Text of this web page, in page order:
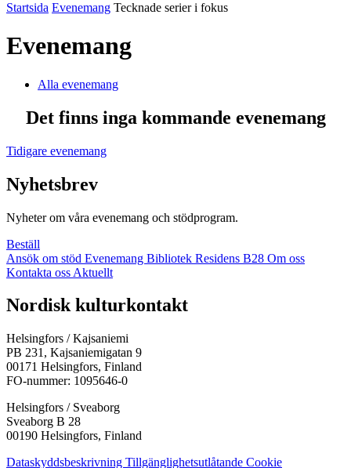
Startsida Evenemang Tecknade serier i fokus
Evenemang
Alla evenemang
Det finns inga kommande evenemang
Tidigare evenemang
Nyhetsbrev
Nyheter om våra evenemang och stödprogram.
Beställ
Ansök om stöd Evenemang Bibliotek Residens B28 Om oss
Kontakta oss Aktuellt
Facebook:
Öppnas
en
ny
flik
Instagram:
Öppnas
en
ny
flik
TikTok:
Öppnas
en
ny
flik
Youtube:
Öppnas
en
ny
flik
Vimeo:
Öppnas
en
ny
flik
Nordisk kulturkontakt
Helsingfors / Kajsaniemi
PB 231, Kajsaniemigatan 9
00171 Helsingfors, Finland
FO-nummer: 1095646-0
Helsingfors / Sveaborg
Sveaborg B 28
00190 Helsingfors, Finland
Dataskyddsbeskrivning Tillgänglighetsutlåtande Cookie